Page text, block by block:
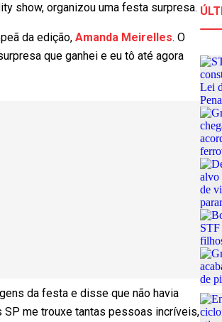
show, organizou uma festa surpresa.
da edição, Amanda Meirelles. O
que ganhei e eu tô até agora
da festa e disse que não havia
SP me trouxe tantas pessoas incríveis,